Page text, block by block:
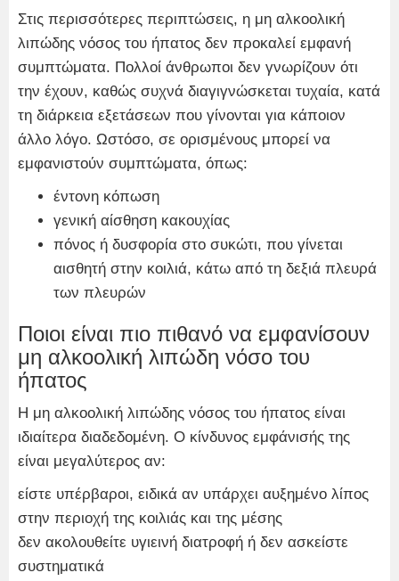
Στις περισσότερες περιπτώσεις, η μη αλκοολική
λιπώδης νόσος του ήπατος δεν προκαλεί εμφανή
συμπτώματα. Πολλοί άνθρωποι δεν γνωρίζουν ότι
την έχουν, καθώς συχνά διαγιγνώσκεται τυχαία, κατά
τη διάρκεια εξετάσεων που γίνονται για κάποιον
άλλο λόγο. Ωστόσο, σε ορισμένους μπορεί να
εμφανιστούν συμπτώματα, όπως:
έντονη κόπωση
γενική αίσθηση κακουχίας
πόνος ή δυσφορία στο συκώτι, που γίνεται
αισθητή στην κοιλιά, κάτω από τη δεξιά πλευρά
των πλευρών
Ποιοι είναι πιο πιθανό να εμφανίσουν
μη αλκοολική λιπώδη νόσο του
ήπατος
Η μη αλκοολική λιπώδης νόσος του ήπατος είναι
ιδιαίτερα διαδεδομένη. Ο κίνδυνος εμφάνισής της
είναι μεγαλύτερος αν:
είστε υπέρβαροι, ειδικά αν υπάρχει αυξημένο λίπος
στην περιοχή της κοιλιάς και της μέσης
δεν ακολουθείτε υγιεινή διατροφή ή δεν ασκείστε
συστηματικά